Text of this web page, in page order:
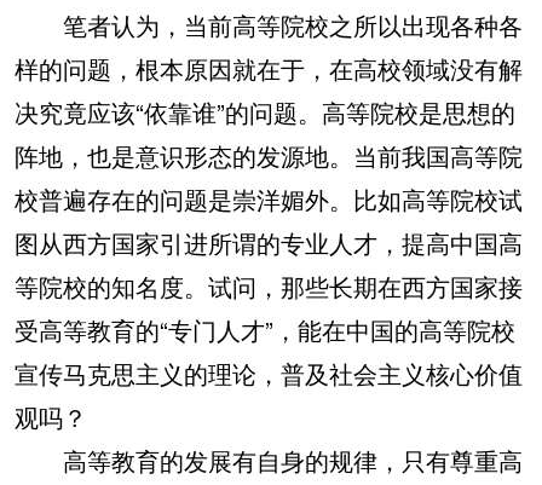
笔者认为，当前高等院校之所以出现各种各
样的问题，根本原因就在于，在高校领域没有解
决究竟应该“依靠谁”的问题。高等院校是思想的
阵地，也是意识形态的发源地。当前我国高等院
校普遍存在的问题是崇洋媚外。比如高等院校试
图从西方国家引进所谓的专业人才，提高中国高
等院校的知名度。试问，那些长期在西方国家接
受高等教育的“专门人才”，能在中国的高等院校
宣传马克思主义的理论，普及社会主义核心价值
观吗？
高等教育的发展有自身的规律，只有尊重高